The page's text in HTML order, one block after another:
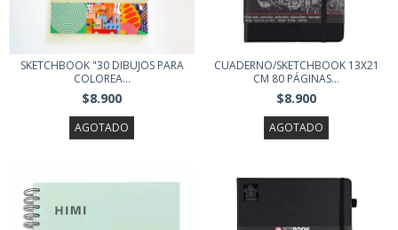
SKETCHBOOK "30 DIBUJOS PARA
COLOREA...
$8.900
AGOTADO
CUADERNO/SKETCHBOOK 13X21
CM 80 PÁGINAS...
$8.900
AGOTADO